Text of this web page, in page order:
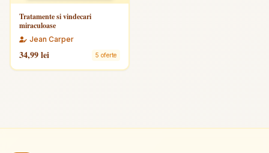
Tratamente si vindecari
miraculoase
Jean Carper
34,99 lei 5 oferte